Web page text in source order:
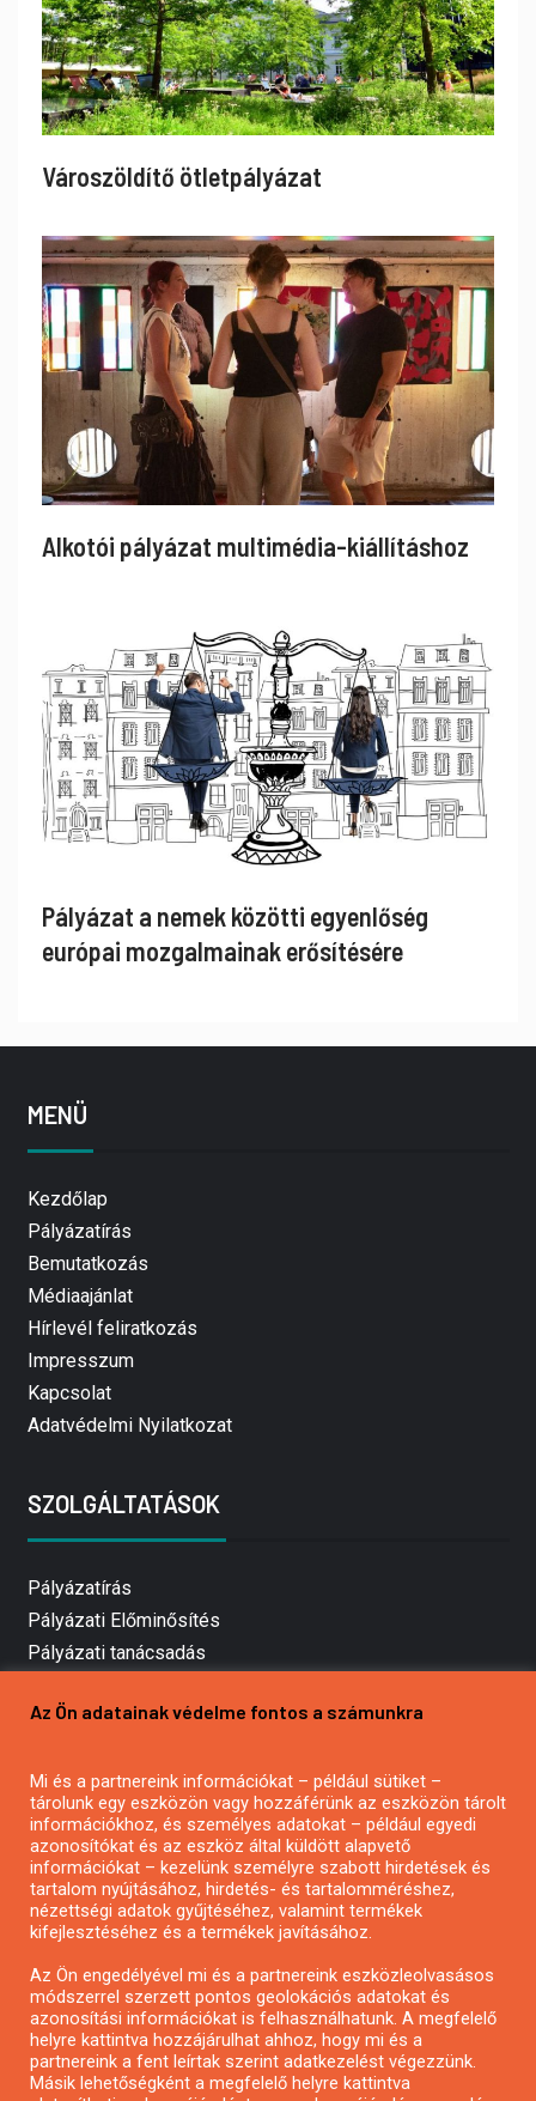
Városzöldítő ötletpályázat
Alkotói pályázat multimédia-kiállításhoz
Pályázat a nemek közötti egyenlőség
európai mozgalmainak erősítésére
MENÜ
Kezdőlap
Pályázatírás
Bemutatkozás
Médiaajánlat
Hírlevél feliratkozás
Impresszum
Kapcsolat
Adatvédelmi Nyilatkozat
SZOLGÁLTATÁSOK
Pályázatírás
Pályázati Előminősítés
Pályázati tanácsadás
Mezőgazdasági pályázatírás
Pályázatírás civil szervezeteknek
Pályázatírás önkormányzatoknak
Pályázatfigyelés
Specifikus pályázatfigyelés vagy hírlevél
Pályázatok magánszemélyeknek
Pályázatok civil szervezeteknek
Az Ön adatainak védelme fontos a számunkra
Mi és a partnereink információkat – például sütiket –
tárolunk egy eszközön vagy hozzáférünk az eszközön tárolt
információkhoz, és személyes adatokat – például egyedi
azonosítókat és az eszköz által küldött alapvető
információkat – kezelünk személyre szabott hirdetések és
tartalom nyújtásához, hirdetés- és tartalomméréshez,
nézettségi adatok gyűjtéséhez, valamint termékek
kifejlesztéséhez és a termékek javításához.
Az Ön engedélyével mi és a partnereink eszközleolvasásos
módszerrel szerzett pontos geolokációs adatokat és
azonosítási információkat is felhasználhatunk. A megfelelő
helyre kattintva hozzájárulhat ahhoz, hogy mi és a
partnereink a fent leírtak szerint adatkezelést végezzünk.
Másik lehetőségként a megfelelő helyre kattintva